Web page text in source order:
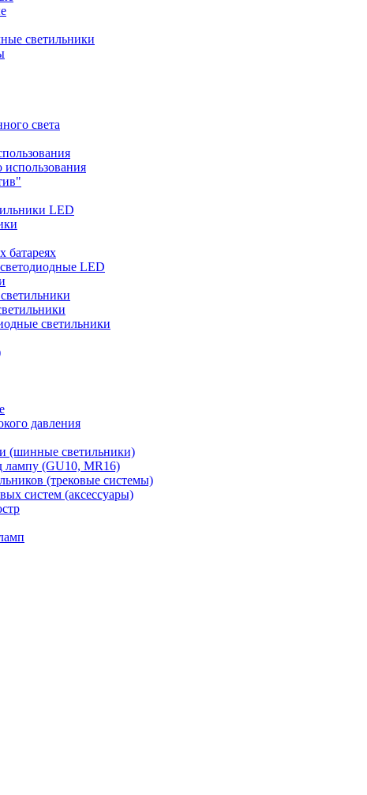
светильники
света
использования
LED
батареях
LED
светильники
давления
(шинные светильники)
лампу (GU10, MR16)
(трековые системы)
систем (аксессуары)